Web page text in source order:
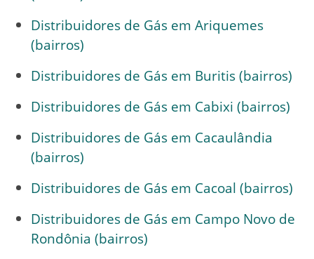
Distribuidores de Gás em Ariquemes
(bairros)
Distribuidores de Gás em Buritis (bairros)
Distribuidores de Gás em Cabixi (bairros)
Distribuidores de Gás em Cacaulândia
(bairros)
Distribuidores de Gás em Cacoal (bairros)
Distribuidores de Gás em Campo Novo de
Rondônia (bairros)